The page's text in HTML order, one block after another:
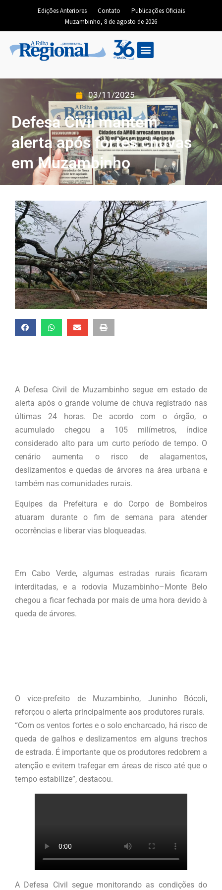
Edições Anteriores Contato
Publicações Oficiais
Muzambinho, 8 de agosto de 2026
03/11/2025
Defesa Civil mantém
alerta após fortes chuvas
em Muzambinho
A Defesa Civil de Muzambinho segue em estado de
alerta após o grande volume de chuva registrado nas
últimas 24 horas. De acordo com o órgão, o
acumulado chegou a 105 milímetros, índice
considerado alto para um curto período de tempo. O
cenário aumenta o risco de alagamentos,
deslizamentos e quedas de árvores na área urbana e
também nas comunidades rurais.
Equipes da Prefeitura e do Corpo de Bombeiros
atuaram durante o fim de semana para atender
ocorrências e liberar vias bloqueadas.
Em Cabo Verde, algumas estradas rurais ficaram
interditadas, e a rodovia Muzambinho–Monte Belo
chegou a ficar fechada por mais de uma hora devido à
queda de árvores.
O vice-prefeito de Muzambinho, Juninho Bócoli,
reforçou o alerta principalmente aos produtores rurais.
“Com os ventos fortes e o solo encharcado, há risco de
queda de galhos e deslizamentos em alguns trechos
de estrada. É importante que os produtores redobrem a
atenção e evitem trafegar em áreas de risco até que o
tempo estabilize”, destacou.
A Defesa Civil segue monitorando as condições do